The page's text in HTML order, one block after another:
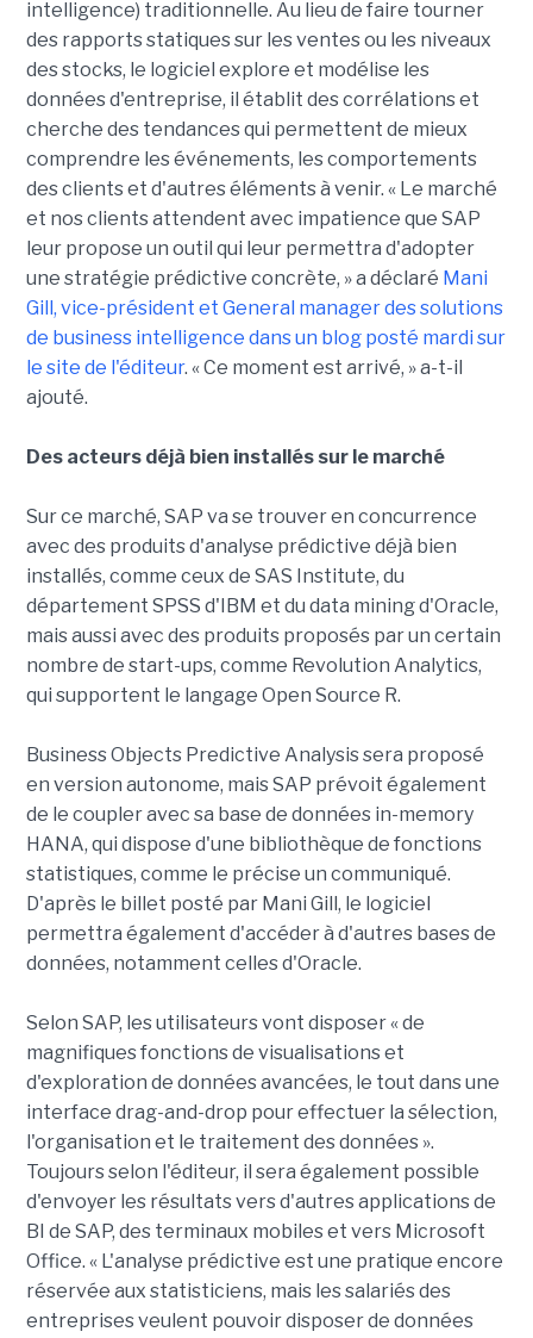
intelligence) traditionnelle. Au lieu de faire tourner
des rapports statiques sur les ventes ou les niveaux
des stocks, le logiciel explore et modélise les
données d'entreprise, il établit des corrélations et
cherche des tendances qui permettent de mieux
comprendre les événements, les comportements
des clients et d'autres éléments à venir. « Le marché
et nos clients attendent avec impatience que SAP
leur propose un outil qui leur permettra d'adopter
une stratégie prédictive concrète, » a déclaré Mani
Gill, vice-président et General manager des solutions
de business intelligence dans un blog posté mardi sur
le site de l'éditeur. « Ce moment est arrivé, » a-t-il
ajouté.
Des acteurs déjà bien installés sur le marché
Sur ce marché, SAP va se trouver en concurrence
avec des produits d'analyse prédictive déjà bien
installés, comme ceux de SAS Institute, du
département SPSS d'IBM et du data mining d'Oracle,
mais aussi avec des produits proposés par un certain
nombre de start-ups, comme Revolution Analytics,
qui supportent le langage Open Source R.
Business Objects Predictive Analysis sera proposé
en version autonome, mais SAP prévoit également
de le coupler avec sa base de données in-memory
HANA, qui dispose d'une bibliothèque de fonctions
statistiques, comme le précise un communiqué.
D'après le billet posté par Mani Gill, le logiciel
permettra également d'accéder à d'autres bases de
données, notamment celles d'Oracle.
Selon SAP, les utilisateurs vont disposer « de
magnifiques fonctions de visualisations et
d'exploration de données avancées, le tout dans une
interface drag-and-drop pour effectuer la sélection,
l'organisation et le traitement des données ».
Toujours selon l'éditeur, il sera également possible
d'envoyer les résultats vers d'autres applications de
BI de SAP, des terminaux mobiles et vers Microsoft
Office. « L'analyse prédictive est une pratique encore
réservée aux statisticiens, mais les salariés des
entreprises veulent pouvoir disposer de données